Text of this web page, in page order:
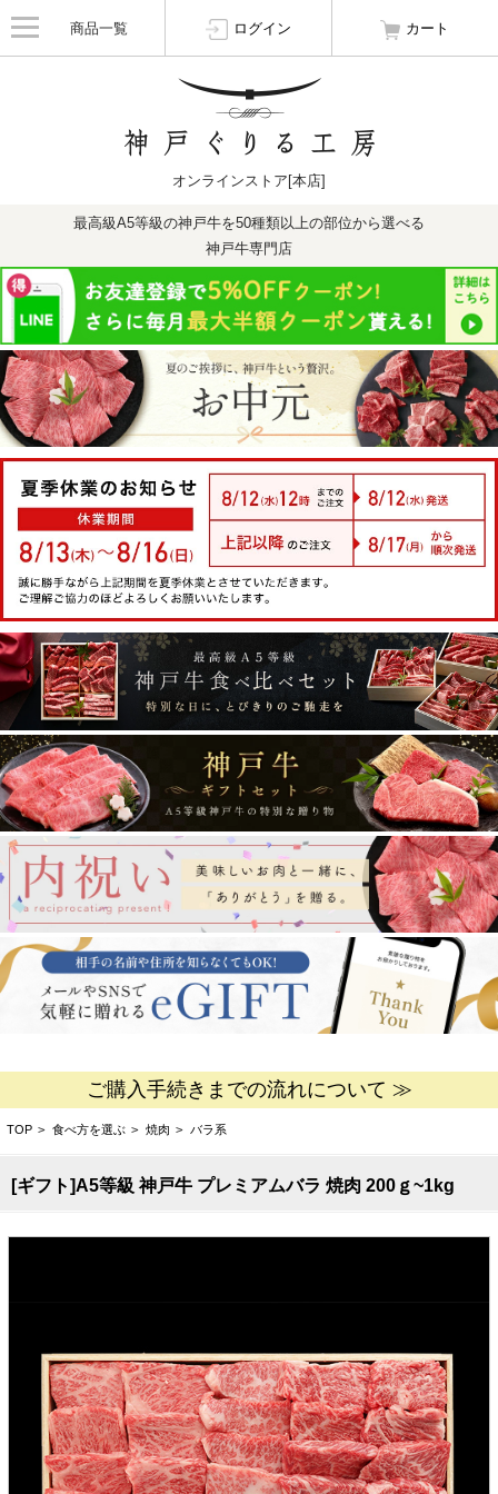
商品一覧 ログイン カート
オンラインストア[本店]
最高級A5等級の神戸牛を50種類以上の部位から選べる
神戸牛専門店
ご購入手続きまでの流れについて ≫
TOP > 食べ方を選ぶ > 焼肉 > バラ系
[ギフト]A5等級 神戸牛 プレミアムバラ 焼肉 200ｇ~1kg